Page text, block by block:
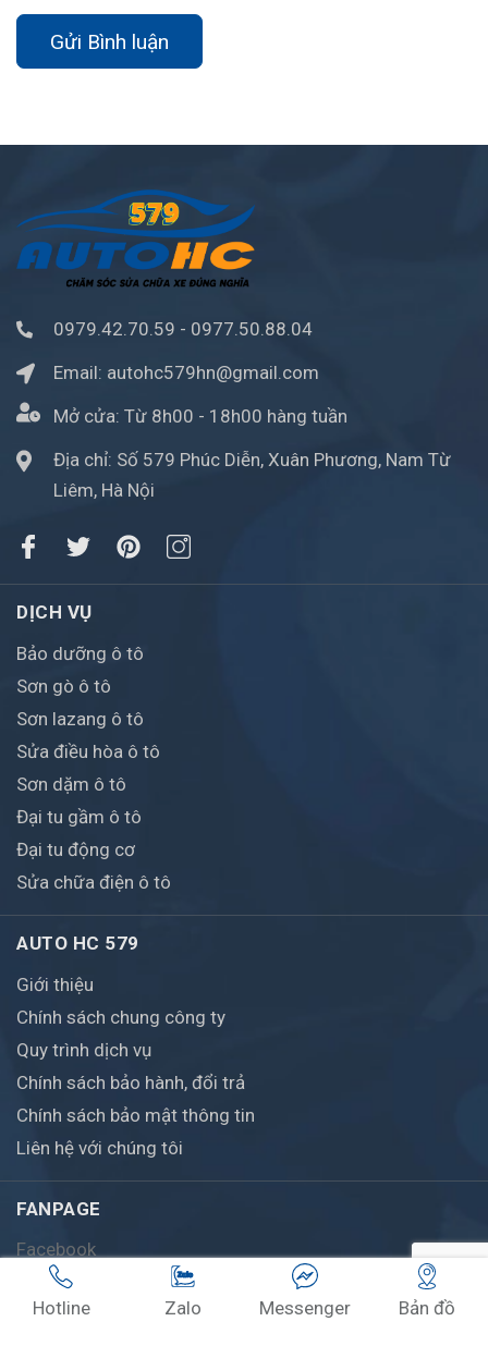
Gửi Bình luận
0979.42.70.59 - 0977.50.88.04
Email: autohc579hn@gmail.com
Mở cửa: Từ 8h00 - 18h00 hàng tuần
Địa chỉ: Số 579 Phúc Diễn, Xuân Phương, Nam Từ
Liêm, Hà Nội
DỊCH VỤ
Bảo dưỡng ô tô
Sơn gò ô tô
Sơn lazang ô tô
Sửa điều hòa ô tô
Sơn dặm ô tô
Đại tu gầm ô tô
Đại tu động cơ
Sửa chữa điện ô tô
AUTO HC 579
Giới thiệu
Chính sách chung công ty
Quy trình dịch vụ
Chính sách bảo hành, đổi trả
Chính sách bảo mật thông tin
Liên hệ với chúng tôi
FANPAGE
Facebook
Hotline Zalo Messenger Bản đồ